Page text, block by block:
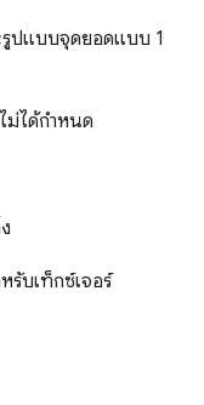
ปแบบจุดยอดแบบ 1
ม่ได้กำหนด
รับเท็กซ์เจอร์